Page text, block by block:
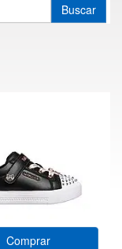
Buscar
Comprar